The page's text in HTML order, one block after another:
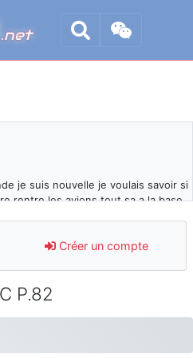
.net
je suis nouvelle je voulais savoir si
rentre les avions tout sa a la base
blocages du site ces derniers
le spam et les bots trop nocifs
> lesquels ? je ne suis pas sûr de
Créer un compte
P.82